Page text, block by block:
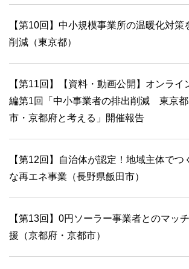
【第10回】中小規模事業所の温暖化対策
削減（東京都）
【第11回】【資料・動画公開】オンライ
編第1回「中小事業者の排出削減 東京
市・京都府と考える」開催報告
【第12回】自治体が認定！地域主体でつ
な再エネ事業（長野県飯田市）
【第13回】0円ソーラー事業者とのマッ
援（京都府・京都市）